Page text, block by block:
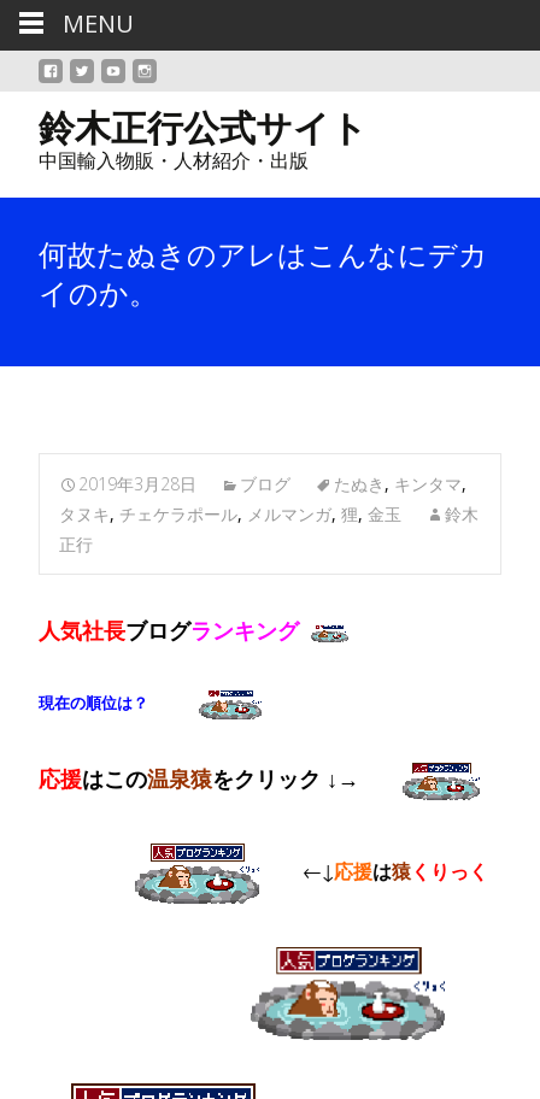
鈴木正行公式サイト
中国輸入物販・人材紹介・出版
何故たぬきのアレはこんなにデカ
イのか。
2019年3月28日 ブログ たぬき , キンタマ,
タヌキ, チェケラポール, メルマンガ, 狸, 金玉
鈴木
正行
人気社長ブログランキング
現在の順位は？
応援はこの温泉猿をクリック ↓→
←↓応援は猿 くりっく
MENU